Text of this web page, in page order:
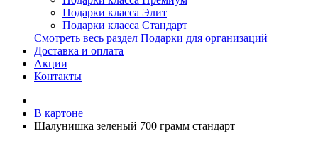
Подарки класса Элит
Подарки класса Стандарт
Смотреть весь раздел Подарки для организаций
Доставка и оплата
Акции
Контакты
В картоне
Шалунишка зеленый 700 грамм стандарт